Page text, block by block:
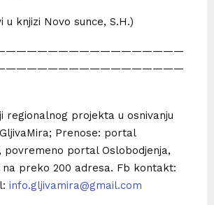
u knjizi Novo sunce, S.H.)
regionalnog projekta u osnivanju
Prenose: portal
povremeno portal Oslobodjenja,
na preko 200 adresa. Fb kontakt:
info.gljivamira@gmail.com